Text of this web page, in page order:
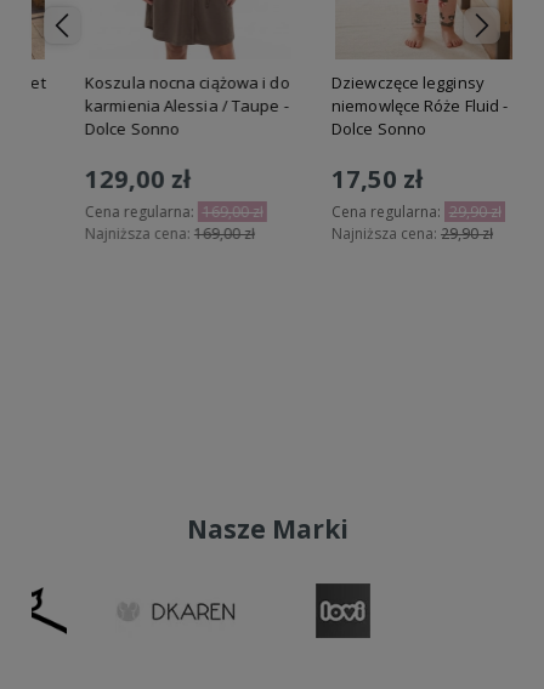
Koszula nocna ciążowa i do
karmienia Alessia / Taupe -
Dolce Sonno
129,00 zł
Cena regularna: 169,00 zł
Najniższa cena: 169,00 zł
Dziewczęce legginsy
niemowlęce Róże Fluid -
Dolce Sonno
17,50 zł
Cena regularna: 29,90 zł
Najniższa cena: 29,90 zł
Nasze Marki